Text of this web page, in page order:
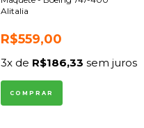
Alitalia
R$559,00
3x de R$186,33 sem juros